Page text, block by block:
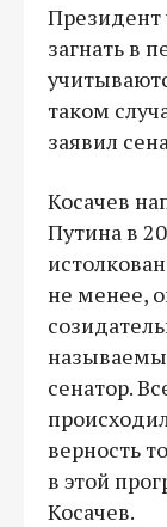
Президент
загнать в
таком
заявил
Косачев
Путина в
не менее,
сенатор.
верность
в этой
Косачев.